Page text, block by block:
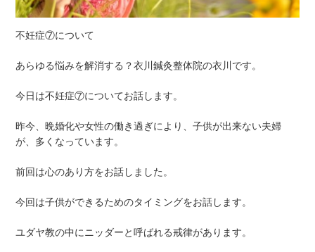
不妊症⑦について
あらゆる悩みを解消する？衣川鍼灸整体院の衣川です。
今日は不妊症⑦についてお話します。
昨今、晩婚化や女性の働き過ぎにより、子供が出来ない夫婦
が、多くなっています。
前回は心のあり方をお話しました。
今回は子供ができるためのタイミングをお話します。
ユダヤ教の中にニッダーと呼ばれる戒律があります。